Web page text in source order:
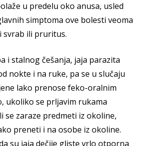
u predelu oko anusa, usled
simptoma ove bolesti veoma
svrab ili pruritus.
i stalnog češanja, jaja parazita
nokte i na ruke, pa se u slučaju
lako prenose feko-oralnim
ukoliko se prljavim rukama
se zaraze predmeti iz okoline,
preneti i na osobe iz okoline.
su jaja dečije gliste vrlo otporna